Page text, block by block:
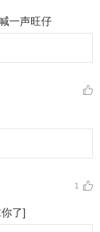
一声旺仔
1
了]